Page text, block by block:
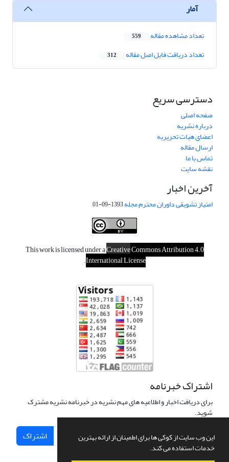
این وب سایت از کوکی ها برای اطمینان از ارائه بهترین
خدمات استفاده می کند.
آمار
تعداد مشاهده مقاله 559
تعداد دریافت فایل اصل مقاله 312
دسترسی سریع
صفحه اصلی
درباره نشریه
اعضای هیات تحریریه
ارسال مقاله
تماس با ما
نقشه سایت
آخرین اخبار
امتیاز تشویقی داوران محترم مجله1393-09-01
This work is licensed under aCreativeCommons Attribution 4.0
International License
.
اشتراک خبرنامه
برای دریافت اخبار و اطلاعیه های مهم نشریه در خبرنامه نشریه مشترک
شوید.
اشتراک